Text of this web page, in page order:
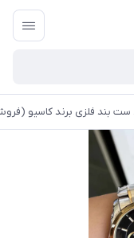
بند فلزی برند کاسیو